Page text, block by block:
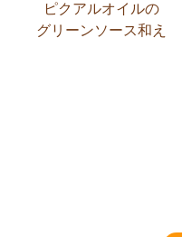
ピクアルオイルの
グリーンソース和え